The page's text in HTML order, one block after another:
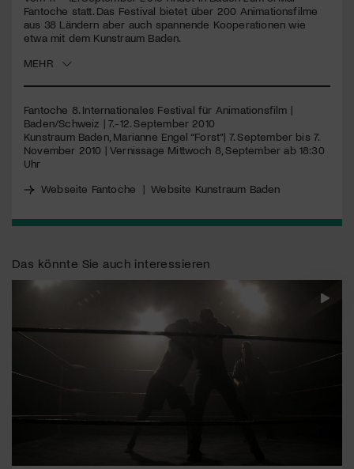
seconds
Fantoche statt. Das Festival bietet über 200 Animationsfilme
aus 38 Ländern aber auch spannende Kooperationen wie
etwa mit dem Kunstraum Baden.
MEHR
Fantoche 8. Internationales Festival für Animationsfilm |
Baden/Schweiz | 7.-12. September 2010
Kunstraum Baden, Marianne Engel “Forst”| 7. September bis 7.
November 2010 | Vernissage Mittwoch 8, September ab 18:30
Uhr
Webseite Fantoche |Website Kunstraum Baden
Das könnte Sie auch interessieren
Jetzt Mitglied werden